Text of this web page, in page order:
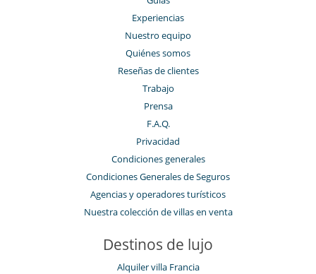
Experiencias
Nuestro equipo
Quiénes somos
Reseñas de clientes
Trabajo
Prensa
F.A.Q.
Privacidad
Condiciones generales
Condiciones Generales de Seguros
Agencias y operadores turísticos
Nuestra colección de villas en venta
Destinos de lujo
Alquiler villa Francia